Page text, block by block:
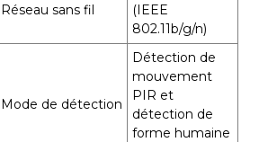
Réseau sans fil
(IEEE
802.11b/g/n)
Mode de détection
Détection de
mouvement
PIR et
détection de
forme humaine